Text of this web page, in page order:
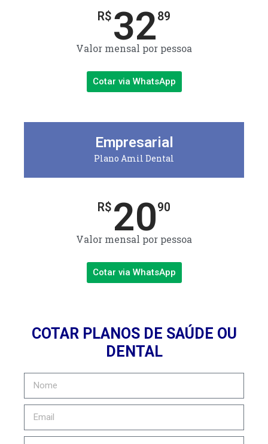
R$ 3289
Valor mensal por pessoa
Cotar via WhatsApp
Empresarial
Plano Amil Dental
R$ 2090
Valor mensal por pessoa
Cotar via WhatsApp
COTAR PLANOS DE SAÚDE OU
DENTAL